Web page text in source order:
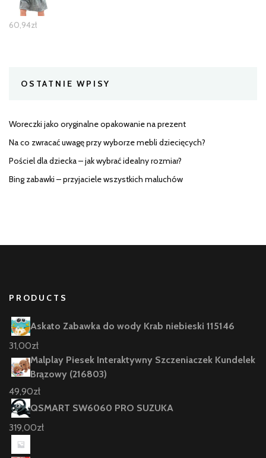
60,94zł
OSTATNIE WPISY
Woreczki jako oryginalne opakowanie na prezent
Na co zwracać uwagę przy wyborze mebli dziecięcych?
Pościel dla dziecka – jak wybrać idealny rozmiar?
Bing zabawki – przyjaciele wszystkich maluchów
PRODUCTS
Askato Zabawka do wody Krab niebieski 115146
31,00zł
Malplay Piesek Interaktywny Szczeniaczek Kundelek
Brązowy (216803)
49,90zł
QSMART SW6060 PRO SUZUKA
319,00zł